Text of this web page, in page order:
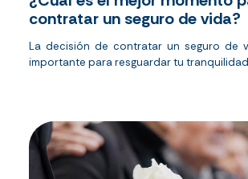
contratar un seguro de vida?
La decisión de contratar un seguro de
importante para resguardar tu tranquilidad